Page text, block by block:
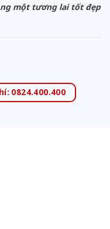
một tương lai tốt đẹp
0824.400.400